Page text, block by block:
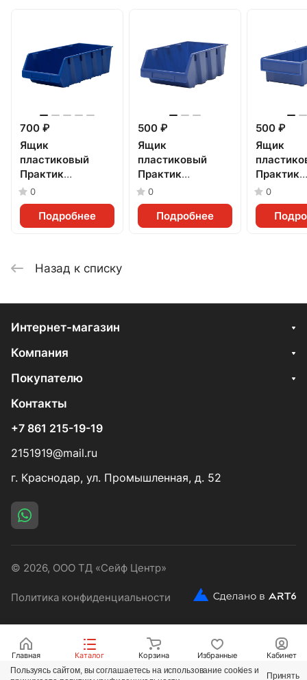
700 ₽
Ящик
пластиковый
Практик
(500x230x150мм)
0
Подробнее
500 ₽
Ящик
пластиковый
Практик
(400x230x150мм)
0
Подробнее
500 ₽
Ящик
Практик
0
Назад к списку
Интернет-магазин
Компания
Покупателю
Контакты
+7 861 215-19-19
2151919@mail.ru
г. Краснодар, ул. Промышленная, д. 52
© 2026, ООО ТД «Сейф Центр»
Политика конфиденциальности
Главная Каталог Корзина Избранные Кабинет
Пользуясь сайтом, вы соглашаетесь на использование cookies и
Принять